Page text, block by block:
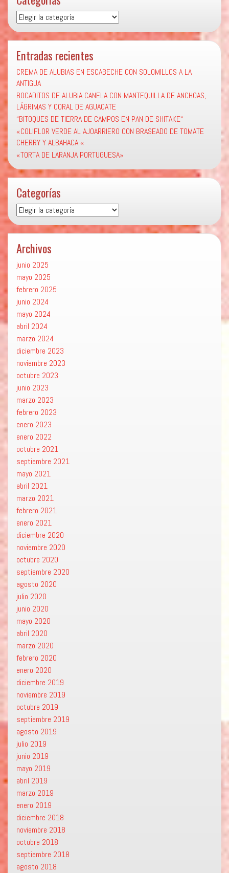
Categorías
Entradas recientes
CREMA DE ALUBIAS EN ESCABECHE CON SOLOMILLOS A LA
ANTIGUA
BOCADITOS DE ALUBIA CANELA CON MANTEQUILLA DE ANCHOAS,
LÁGRIMAS Y CORAL DE AGUACATE
“BITOQUES DE TIERRA DE CAMPOS EN PAN DE SHITAKE“
«COLIFLOR VERDE AL AJOARRIERO CON BRASEADO DE TOMATE
CHERRY Y ALBAHACA «
«TORTA DE LARANJA PORTUGUESA»
Categorías
Categorías
Archivos
junio 2025
mayo 2025
febrero 2025
junio 2024
mayo 2024
abril 2024
marzo 2024
diciembre 2023
noviembre 2023
octubre 2023
junio 2023
marzo 2023
febrero 2023
enero 2023
enero 2022
octubre 2021
septiembre 2021
mayo 2021
abril 2021
marzo 2021
febrero 2021
enero 2021
diciembre 2020
noviembre 2020
octubre 2020
septiembre 2020
agosto 2020
julio 2020
junio 2020
mayo 2020
abril 2020
marzo 2020
febrero 2020
enero 2020
diciembre 2019
noviembre 2019
octubre 2019
septiembre 2019
agosto 2019
julio 2019
junio 2019
mayo 2019
abril 2019
marzo 2019
enero 2019
diciembre 2018
noviembre 2018
octubre 2018
septiembre 2018
agosto 2018